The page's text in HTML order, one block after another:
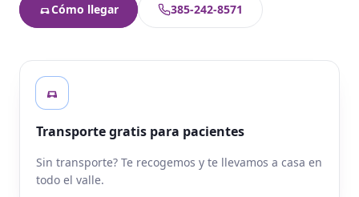
Cómo llegar 385-242-8571
Transporte gratis para pacientes
Sin transporte? Te recogemos y te llevamos a casa en
todo el valle.